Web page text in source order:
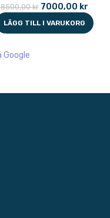
8500,00kr 7000,00 kr
LÄGG TILL I VARUKORG
Google